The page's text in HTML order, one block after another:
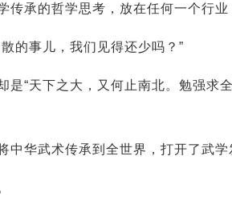
传承的哲学思考，放在任何一个行业
的事儿，我们见得还少吗？”
是“天下之大，又何止南北。勉强求
中华武术传承到全世界，打开了武学